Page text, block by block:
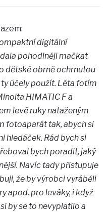
digitální
pohodlněji mačkat
dětské obrně ochrnutou
účely použít. Léta fotím
HIMATIC F a
levé ruky nataženým
fotoaparát tak, abych si
hledáček. Rád bych si
bych poradit, jaký
Navíc tady přistupuje
že by výrobci vyráběli
apod. pro leváky, i když
by se to nevyplatilo a